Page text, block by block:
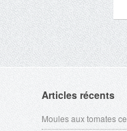
Articles récents
Moules aux tomates